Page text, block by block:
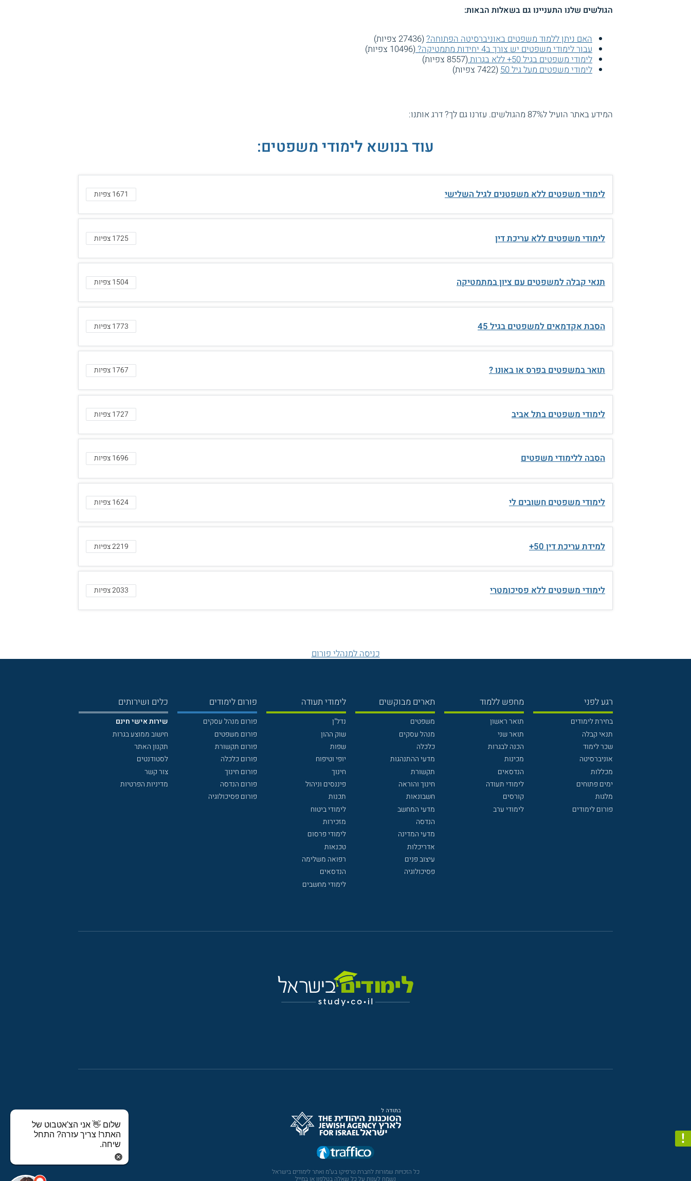
הגולשים שלנו התעניינו גם בשאלות הבאות:
האם ניתן ללמוד משפטים באוניברסיטה הפתוחה?(27436 צפיות)
עבור לימודי משפטים יש צורך ב4 יחידות מתמטיקה?
(10496 צפיות)
לימודי משפטים בגיל 50+ ללא בגרות
(8557 צפיות)
לימודי משפטים מעל גיל 50
(7422 צפיות)
המידע באתר הועיל ל87% מהגולשים. עזרנו גם לך? דרג אותנו:
עוד בנושא לימודי משפטים:
לימודי משפטים ללא משפטנים לגיל השלישי 1671 צפיות
לימודי משפטים ללא עריכת דין 1725 צפיות
תנאי קבלה למשפטים עם ציון במתמטיקה 1504 צפיות
הסבת אקדמאים למשפטים בגיל 45 1773 צפיות
תואר במשפטים בפרס או באונו ? 1767 צפיות
לימודי משפטים בתל אביב 1727 צפיות
הסבה ללימודי משפטים 1696 צפיות
לימודי משפטים חשובים לי 1624 צפיות
למידת עריכת דין 50+ 2219 צפיות
לימודי משפטים ללא פסיכומטרי 2033 צפיות
כניסה למנהלי פורום
רגע לפני
בחירת לימודים
תנאי קבלה
שכר לימוד
אוניברסיטה
מכללות
ימים פתוחים
מלגות
פורום לימודים
מחפש ללמוד
תואר ראשון
תואר שני
הכנה לבגרות
מכינות
הנדסאים
לימודי תעודה
קורסים
לימודי ערב
תארים מבוקשים
משפטים
מנהל עסקים
כלכלה
מדעי ההתנהגות
תקשורת
חינוך והוראה
חשבונאות
מדעי המחשב
הנדסה
מדעי המדינה
אדריכלות
עיצוב פנים
פסיכולוגיה
לימודי תעודה
נדל"ן
שוק ההון
שפות
יופי וטיפוח
חינוך
פיננסים וניהול
תכנות
לימודי ביטוח
מזכירות
לימודי פרסום
טכנאות
רפואה משלימה
הנדסאים
לימודי מחשבים
פורום לימודים
פורום מנהל עסקים
פורום משפטים
פורום תקשורת
פורום כלכלה
פורום חינוך
פורום הנדסה
פורום פסיכולוגיה
כלים ושירותים
שירות אישי חינם
חישוב ממוצע בגרות
תקנון האתר
לסטודנטים
צור קשר
מדיניות הפרטיות
כל הזכויות שמורות לחברת טרפיקו בע"מ ואתר לימודים בישראל
נשמח לענות על כל שאלה בטלפון או במייל
שלום 👋 אני הצ'אטבוט של
האתר! צריך עזרה? התחל
שיחה.